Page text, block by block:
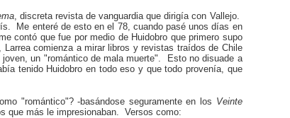
, discreta revista de vanguardia que dirigía con Vallejo.
Me enteré de esto en el 78, cuando pasé unos días en
contó que fue por medio de Huidobro que primero supo
comienza a mirar libros y revistas traídos de Chile
un "romántico de mala muerte". Esto no disuade a
tenido Huidobro en todo eso y que todo provenía, que
"romántico"? -basándose seguramente en los Veinte
que más le impresionaban. Versos como: